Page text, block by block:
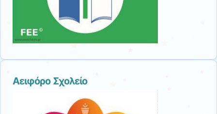
Αειφόρο Σχολείο